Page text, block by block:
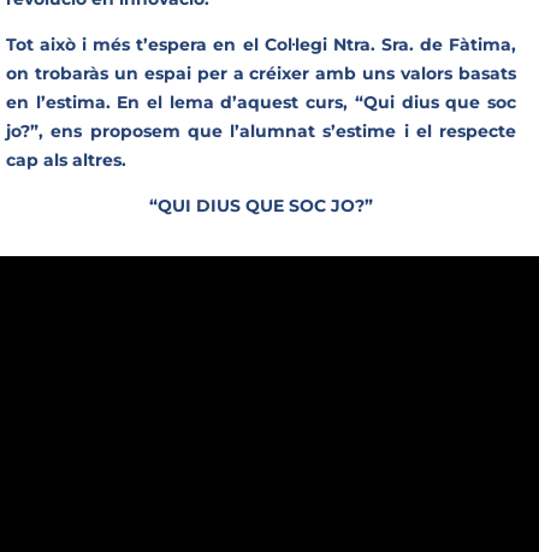
Tot això i més t’espera en el Col·legi Ntra. Sra. de Fàtima,
on trobaràs un espai per a créixer amb uns valors basats
en l’estima. En el lema d’aquest curs, “Qui dius que soc
jo?”, ens proposem que l’alumnat s’estime i el respecte
cap als altres.
“QUI DIUS QUE SOC JO?”